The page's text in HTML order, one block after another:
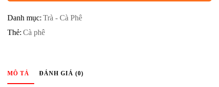
Danh mục: Trà - Cà Phê
Thẻ: Cà phê
MÔ TẢ ĐÁNH GIÁ (0)